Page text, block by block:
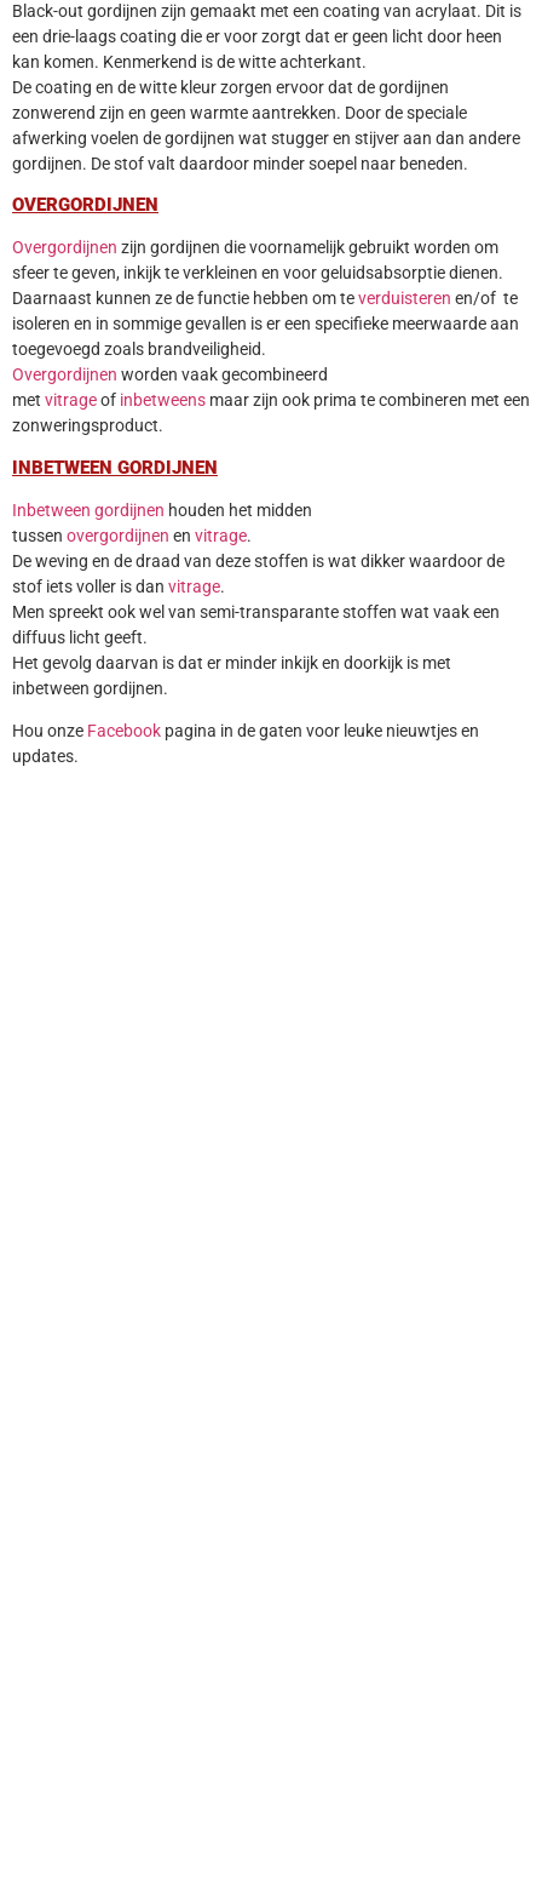
Black-out gordijnen zijn gemaakt met een coating van acrylaat. Dit is
een drie-laags coating die er voor zorgt dat er geen licht door heen
kan komen. Kenmerkend is de witte achterkant.
De coating en de witte kleur zorgen ervoor dat de gordijnen
zonwerend zijn en geen warmte aantrekken. Door de speciale
afwerking voelen de gordijnen wat stugger en stijver aan dan andere
gordijnen. De stof valt daardoor minder soepel naar beneden.
OVERGORDIJNEN
Overgordijnen zijn gordijnen die voornamelijk gebruikt worden om
sfeer te geven, inkijk te verkleinen en voor geluidsabsorptie dienen.
Daarnaast kunnen ze de functie hebben om teverduisteren en/of te
isoleren en in sommige gevallen is er een specifieke meerwaarde aan
toegevoegd zoals brandveiligheid.
Overgordijnen worden vaak gecombineerd
met vitrageof inbetweens maar zijn ook prima te combineren met een
zonweringsproduct.
INBETWEEN GORDIJNEN
Inbetween gordijnen houden het midden
tussen overgordijnen en vitrage.
De weving en de draad van deze stoffen is wat dikker waardoor de
stof iets voller is dan vitrage.
Men spreekt ook wel van semi-transparante stoffen wat vaak een
diffuus licht geeft.
Het gevolg daarvan is dat er minder inkijk en doorkijk is met
inbetween gordijnen.
Hou onze Facebook pagina in de gaten voor leuke nieuwtjes en
updates.